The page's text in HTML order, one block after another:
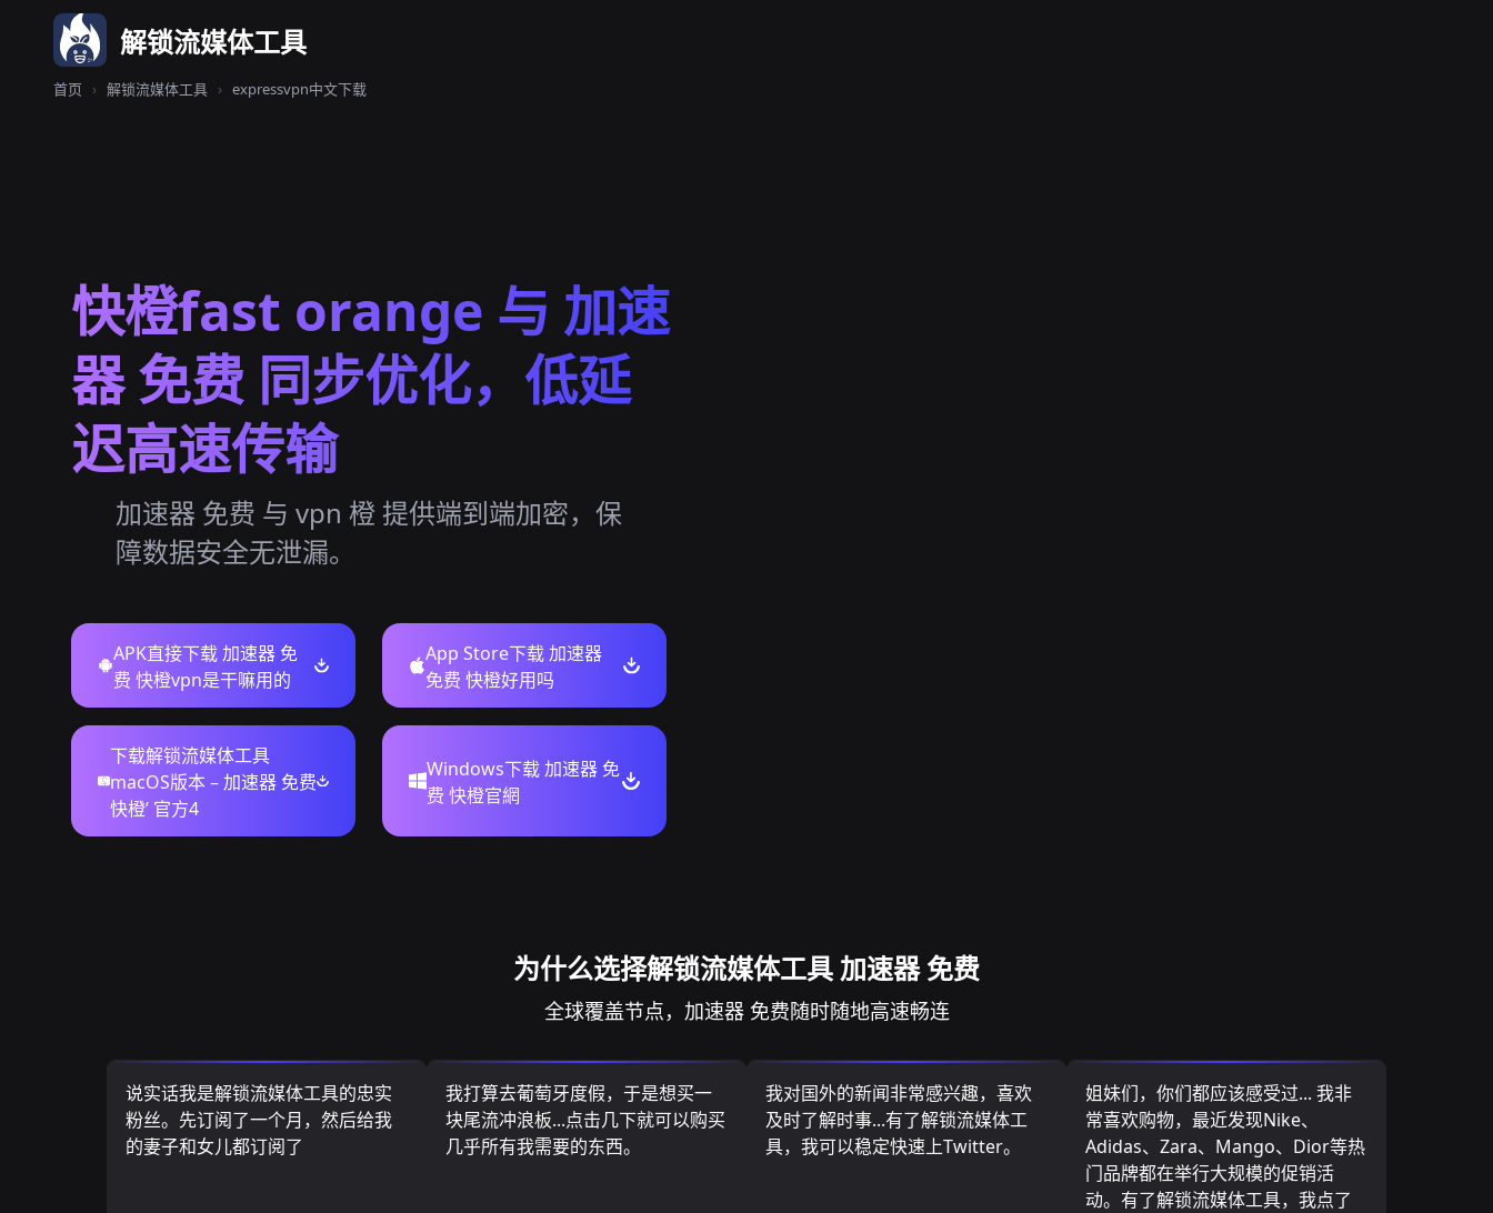
解锁流媒体工具
首页 › 解锁流媒体工具 › expressvpn中文下载
快橙fast orange 与 加速
器 免费 同步优化，低延
迟高速传输
加速器 免费 与 vpn 橙 提供端到端加密，保
障数据安全无泄漏。
APK直接下载 加速器 免
费 快橙vpn是干嘛用的
App Store下载 加速器
免费 快橙好用吗
下载解锁流媒体工具
macOS版本 – 加速器 免费
快橙’ 官方4
Windows下载 加速器 免
费 快橙官網
为什么选择解锁流媒体工具 加速器 免费
全球覆盖节点，加速器 免费随时随地高速畅连
说实话我是解锁流媒体工具的忠实
粉丝。先订阅了一个月，然后给我
的妻子和女儿都订阅了
我打算去葡萄牙度假，于是想买一
块尾流冲浪板...点击几下就可以购买
几乎所有我需要的东西。
我对国外的新闻非常感兴趣，喜欢
及时了解时事...有了解锁流媒体工
具，我可以稳定快速上Twitter。
姐妹们，你们都应该感受过... 我非
常喜欢购物，最近发现Nike、
Adidas、Zara、Mango、Dior等热
门品牌都在举行大规模的促销活
动。有了解锁流媒体工具，我点了